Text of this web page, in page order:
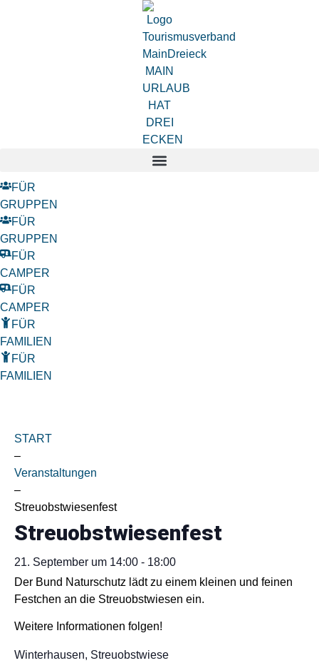
FÜR
GRUPPEN
FÜR
GRUPPEN
FÜR
CAMPER
FÜR
CAMPER
FÜR
FAMILIEN
FÜR
FAMILIEN
START
–
Veranstaltungen
–
Streuobstwiesenfest
Streuobstwiesenfest
21. September um 14:00 - 18:00
Der Bund Naturschutz lädt zu einem kleinen und feinen
Festchen an die Streuobstwiesen ein.
Weitere Informationen folgen!
Winterhausen, Streuobstwiese